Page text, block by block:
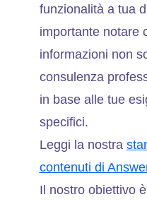
funzionalità a tua
importante notare
informazioni non
consulenza
in base alle tue
specifici.
Leggi la nostra
contenuti di
Il nostro obiettivo